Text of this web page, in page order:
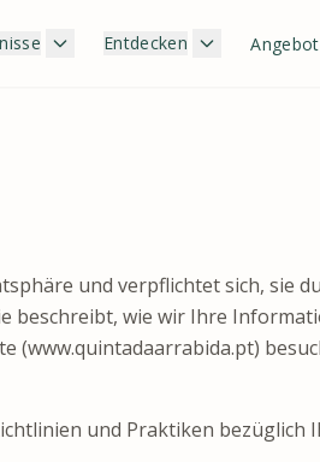
Entdecken
und verpflichtet sich, sie
beschreibt, wie wir Ihre
(www.quintadaarrabida.pt)
und Praktiken bezüglich